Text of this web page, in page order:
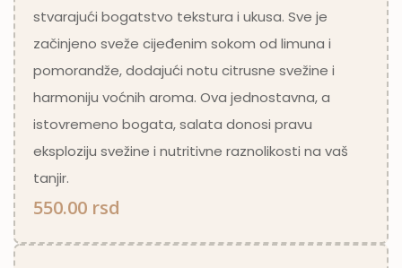
stvarajući bogatstvo tekstura i ukusa. Sve je
začinjeno sveže cijeđenim sokom od limuna i
pomorandže, dodajući notu citrusne svežine i
harmoniju voćnih aroma. Ova jednostavna, a
istovremeno bogata, salata donosi pravu
eksploziju svežine i nutritivne raznolikosti na vaš
tanjir.
550.00 rsd